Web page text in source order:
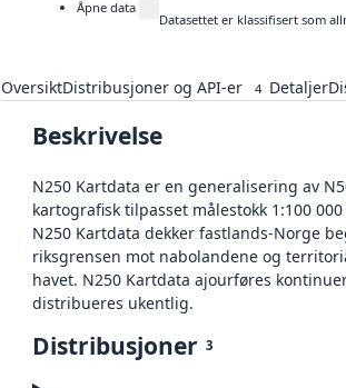
Åpne data
Datasettet er klassifisert som
OversiktDistribusjoner og API-er 4 Detaljer
Beskrivelse
N250 Kartdata er en generalisering av
kartografisk tilpasset målestokk 1:100 000
N250 Kartdata dekker fastlands-Norge
riksgrensen mot nabolandene og
havet. N250 Kartdata ajourføres
distribueres ukentlig.
Distribusjoner 3